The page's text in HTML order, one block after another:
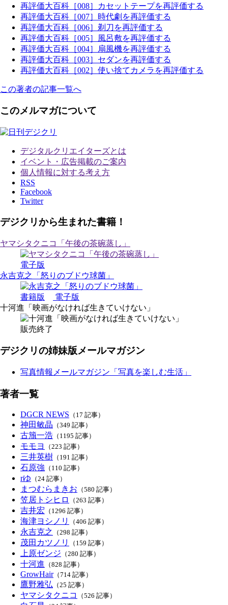
再評価大百科［008］カセットテープを再評価する
再評価大百科［007］時代劇を再評価する
再評価大百科［006］剃刀を再評価する
再評価大百科［005］風呂敷を再評価する
再評価大百科［004］扇風機を再評価する
再評価大百科［003］セダンを再評価する
再評価大百科［002］使い捨てカメラを再評価する
この著者の記事一覧へ
このメルマガについて
デジタルクリエイターズとは
イベント・広告掲載のご案内
個人情報に対する考え方
RSS
Facebook
Twitter
デジクリから生まれた書籍！
ヤマシタクニコ「午後の茶碗蒸し」
電子版
永吉克之「怒りのブドウ球菌」
書籍版
電子版
十河進「映画がなければ生きていけない」
販売終了
デジクリの姉妹版メールマガジン
写真情報メールマガジン「写真を楽しむ生活」
著者一覧
DGCR NEWS （17 記事）
神田敏晶 （349 記事）
古籏一浩 （1195 記事）
モモヨ （223 記事）
三井英樹 （191 記事）
石原強 （110 記事）
rゆ （24 記事）
まつむらまきお （580 記事）
笠居トシヒロ （263 記事）
吉井宏 （1296 記事）
海津ヨシノリ （406 記事）
永吉克之 （298 記事）
茂田カツノリ （159 記事）
上原ゼンジ （280 記事）
十河進 （828 記事）
GrowHair（714 記事）
鷹野雅弘 （25 記事）
ヤマシタクニコ （526 記事）